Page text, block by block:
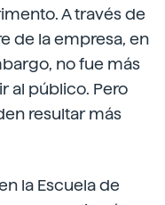
A través de
de la empresa, en
no fue más
al público. Pero
resultar más
la Escuela de